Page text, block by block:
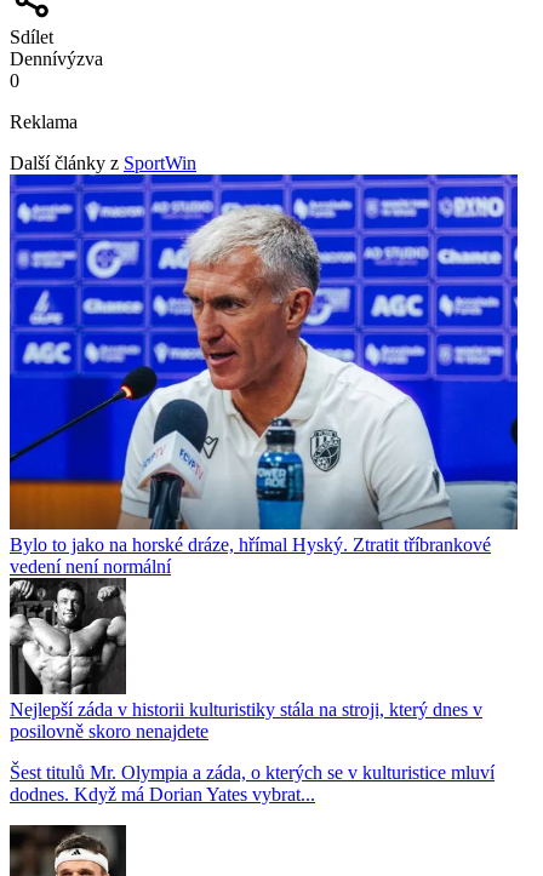
Sdílet
Dennívýzva
0
Reklama
Další články z SportWin
Bylo to jako na horské dráze, hřímal Hyský. Ztratit tříbrankové
vedení není normální
Nejlepší záda v historii kulturistiky stála na stroji, který dnes v
posilovně skoro nenajdete
Šest titulů Mr. Olympia a záda, o kterých se v kulturistice mluví
dodnes. Když má Dorian Yates vybrat...